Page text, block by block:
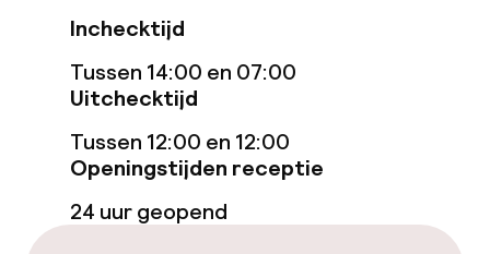
Massage
Entertainment
Gratis wifi
Eet- en drinkgelegenheden
Inchecktijd
Tussen 14:00 en 07:00
Uitchecktijd
Tussen 12:00 en 12:00
Openingstijden receptie
24 uur geopend